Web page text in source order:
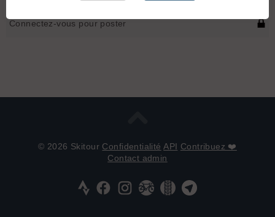
Connectez-vous pour poster
© 2026 Skitour Confidentialité API Contribuez ❤️
Contact admin